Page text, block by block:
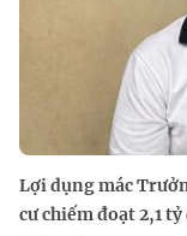
Lợi dụng mác
cư chiếm đoạt 2,1